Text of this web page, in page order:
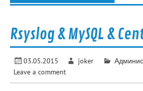
Rsyslog & MySQL &
03.05.2015 joker
Leave a comment